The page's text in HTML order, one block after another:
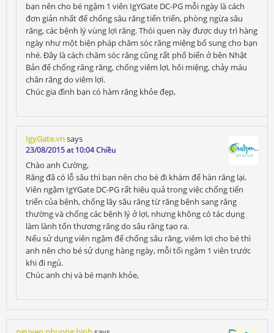
bạn nên cho bé ngậm 1 viên IgYGate DC-PG mỗi ngày là cách
đơn giản nhất để chống sâu răng tiến triển, phòng ngừa sâu
răng, các bệnh lý vùng lợi răng. Thói quen này được duy trì hàng
ngày như một biện pháp chăm sóc răng miệng bổ sung cho bạn
nhé. Đây là cách chăm sóc răng cũng rất phổ biến ở bên Nhật
Bản để chống răng răng, chống viêm lợi, hôi miệng, chảy máu
chân răng do viêm lợi.
Chúc gia đình bạn có hàm răng khỏe đẹp,
IgyGate.vnsays
23/08/2015 at 10:04 Chiều
Chào anh Cường,
Răng đã có lỗ sâu thì bạn nên cho bé đi khám để hàn răng lại.
Viên ngậm IgYGate DC-PG rất hiệu quả trong việc chống tiến
triển của bệnh, chống lây sâu răng từ răng bệnh sang răng
thường và chống các bệnh lý ở lợi, nhưng không có tác dụng
làm lành tổn thương răng do sâu răng tạo ra.
Nếu sử dụng viên ngậm để chống sâu răng, viêm lợi cho bé thì
anh nên cho bé sử dụng hàng ngày, mỗi tối ngậm 1 viên trước
khi đi ngủ.
Chúc anh chị và bé mạnh khỏe,